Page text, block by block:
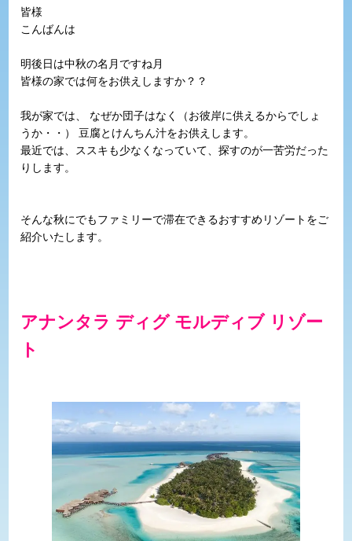
皆様
こんばんは
明後日は中秋の名月ですね月
皆様の家では何をお供えしますか？？
我が家では、 なぜか団子はなく（お彼岸に供えるからでしょ
うか・・） 豆腐とけんちん汁をお供えします。
最近では、ススキも少なくなっていて、探すのが一苦労だった
りします。
そんな秋にでもファミリーで滞在できるおすすめリゾートをご
紹介いたします。
アナンタラ ディグ モルディブ リゾー
ト